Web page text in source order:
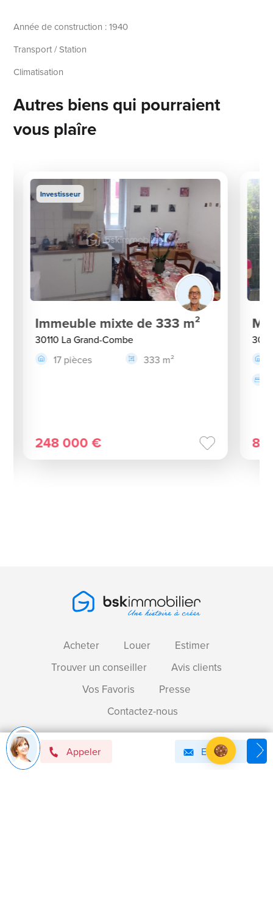
Appeler Email
Année de construction : 1940
Transport / Station
Climatisation
Autres biens qui pourraient
vous plaîre
Investisseur
Immeuble mixte de 333 m²
30110 La Grand-Combe
17 pièces
333 m²
248 000 € 82
Acheter Louer
Estimer
Trouver un conseiller
Avis clients
Vos Favoris
Presse
Contactez-nous
Devenir mandataire immobilier BSK !